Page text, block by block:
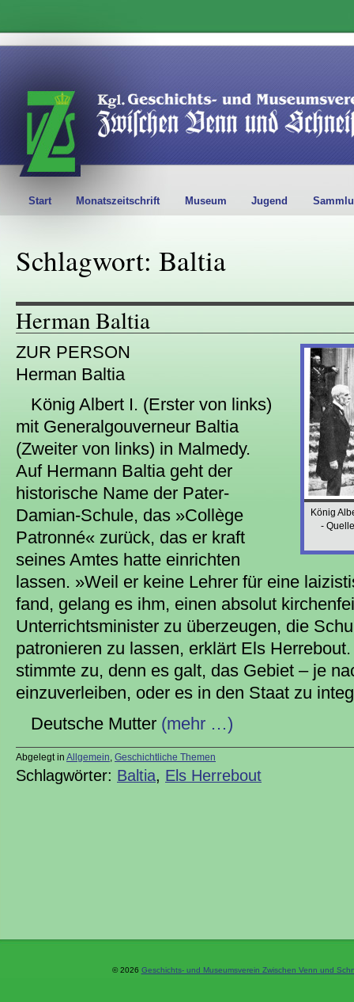
Start Monatszeitschrift Museum Jugend
Schlagwort: Baltia
Herman Baltia
König
-
ZUR PERSON
Herman Baltia
König Albert I. (Erster von links)
mit Generalgouverneur Baltia
(Zweiter von links) in Malmedy.
Auf Hermann Baltia geht der
historische Name der Pater-
Damian-Schule, das »Collège
Patronné« zurück, das er kraft
seines Amtes hatte einrichten
lassen. »Weil er keine Lehrer für eine
fand, gelang es ihm, einen absolut
Unterrichtsminister zu überzeugen, die
patronieren zu lassen, erklärt Els
stimmte zu, denn es galt, das Gebiet – je
einzuverleiben, oder es in den Staat zu
Deutsche Mutter (mehr …)
Abgelegt in Allgemein Geschichtliche Themen
Schlagwörter: Baltia, Els Herrebout
© 2026 Geschichts- und Museumsverein Zwischen Venn und